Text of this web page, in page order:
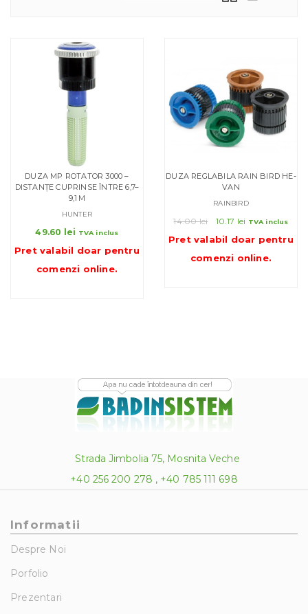
DUZA MP ROTATOR 3000 –
DISTANȚE CUPRINSE ÎNTRE 6,7–
9,1 M
HUNTER
49.60 lei TVA inclus
Pret valabil doar pentru
comenzi online.
DUZA REGLABILA RAIN BIRD HE-
VAN
RAINBIRD
14.00lei
Prețul
a
fost:
10.17 lei Prețul
este:
10.17 lei.
TVA inclus
Pret valabil doar pentru
comenzi online.
Strada Jimbolia 75, Mosnita Veche
+40 256 200 278 , +40 785 111 698
Informatii
Despre Noi
Porfolio
Prezentari